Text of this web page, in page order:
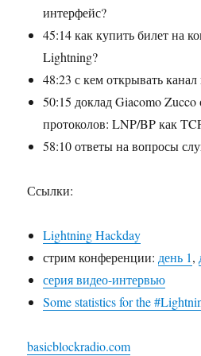
интерфейс?
45:14 как купить билет на
Lightning?
48:23 с кем открывать
50:15 доклад Giacomo
протоколов: LNP/BP как
58:10 ответы на вопросы
Ссылки:
Lightning Hackday
стрим конференции:день 1,
серия видео-интервью
Some statistics for the
basicblockradio.com